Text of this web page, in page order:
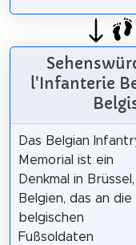
l'Infanterie
Das Belgian
Memorial ist ein
Denkmal in Brüssel,
Belgien, das an die
belgischen
Fußsoldaten